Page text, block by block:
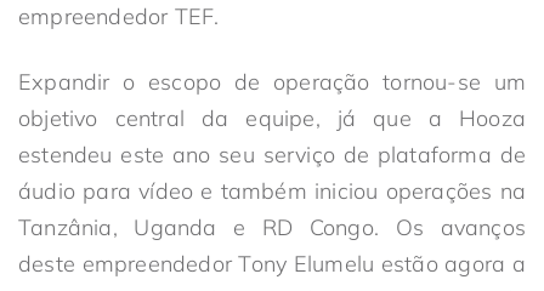
empreendedor TEF.
Expandir o escopo de operação tornou-se um
objetivo central da equipe, já que a Hooza
estendeu este ano seu serviço de plataforma de
áudio para vídeo e também iniciou operações na
Tanzânia, Uganda e RD Congo. Os avanços
deste empreendedor Tony Elumelu estão agora a